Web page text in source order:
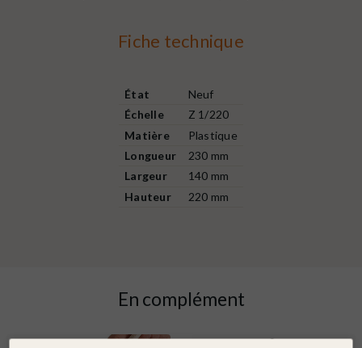
Fiche technique
État
Neuf
Échelle
Z 1/220
Matière
Plastique
Longueur
230 mm
Largeur
140 mm
Hauteur
220 mm
En complément